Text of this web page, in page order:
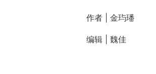
作者 | 金玙璠
编辑 | 魏佳